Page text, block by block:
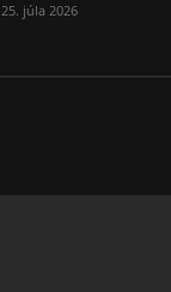
25. júla 2026